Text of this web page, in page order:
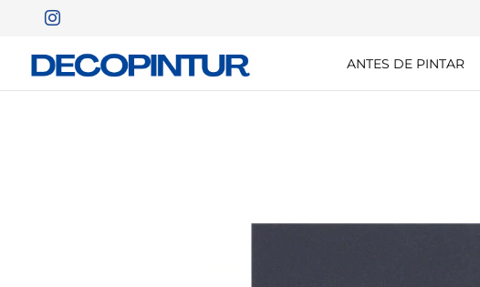
ANTES DE PINTAR